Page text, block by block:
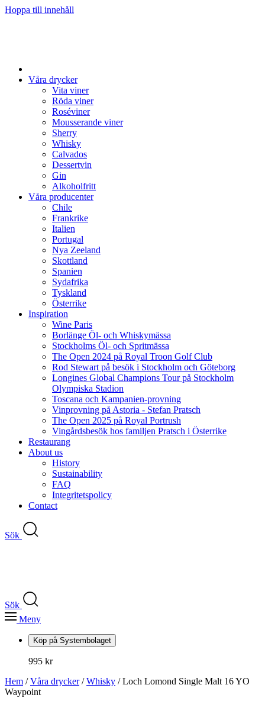
Hoppa till innehåll
Våra drycker
Vita viner
Röda viner
Roséviner
Mousserande viner
Sherry
Whisky
Calvados
Dessertvin
Gin
Alkoholfritt
Våra producenter
Chile
Frankrike
Italien
Portugal
Nya Zeeland
Skottland
Spanien
Sydafrika
Tyskland
Österrike
Inspiration
Wine Paris
Borlänge Öl- och Whiskymässa
Stockholms Öl- och Spritmässa
The Open 2024 på Royal Troon Golf Club
Rod Stewart på besök i Stockholm och Göteborg
Longines Global Champions Tour på Stockholm
Olympiska Stadion
Toscana och Kampanien-provning
Vinprovning på Astoria - Stefan Pratsch
The Open 2025 på Royal Portrush
Vingårdsbesök hos familjen Pratsch i Österrike
Restaurang
About us
History
Sustainability
FAQ
Integritetspolicy
Contact
Sök
Sök
Meny
Köp på Systembolaget
995 kr
Hem /Våra drycker/Whisky / Loch Lomond Single Malt 16 YO
Waypoint